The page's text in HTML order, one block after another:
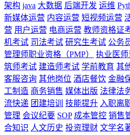
架构 java 大数据 后端开发 运维
新媒体运营 内容运营 短视频运营
营 用户运营 电商运营 教师资格证
机考试 司法考试 研究生考试 公务
管理师职业资格（PMP）
执业医
筑师考试 建造师考试 学前教育 其
客服咨询 其他岗位 酒店餐饮 金融
工制造 商务销售 媒体出版 法律法
流快递 团建培训 技能提升 入职离
管理 会议纪要 SOP 成本管控 销售
合知识 人文历史 投资理财 文学名